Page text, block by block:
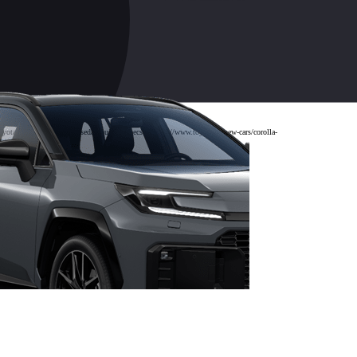
new-cars/corolla-sedan/build","specs":"https://www.toyota.az/new-cars/corolla-